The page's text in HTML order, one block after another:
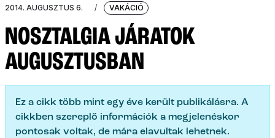
2014. AUGUSZTUS 6. / VAKÁCIÓ
NOSZTALGIA JÁRATOK
AUGUSZTUSBAN
Ez a cikk több mint egy éve került publikálásra. A
cikkben szereplő információk a megjelenéskor
pontosak voltak, de mára elavultak lehetnek.